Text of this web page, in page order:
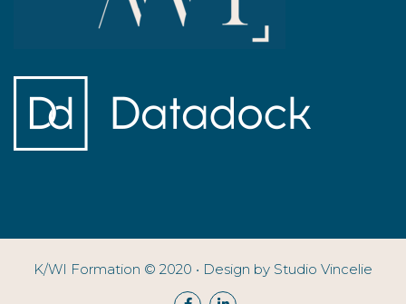
K/WI Formation © 2020 • Design by Studio Vincelie